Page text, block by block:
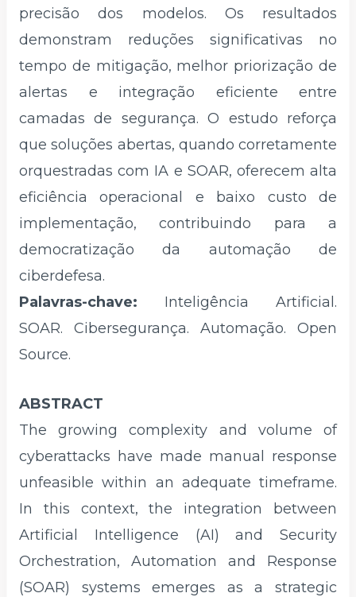
precisão dos modelos. Os resultados
demonstram reduções significativas no
tempo de mitigação, melhor priorização de
alertas e integração eficiente entre
camadas de segurança. O estudo reforça
que soluções abertas, quando corretamente
orquestradas com IA e SOAR, oferecem alta
eficiência operacional e baixo custo de
implementação, contribuindo para a
democratização da automação de
ciberdefesa.
Palavras-chave: Inteligência Artificial.
SOAR. Cibersegurança. Automação. Open
Source.
ABSTRACT
The growing complexity and volume of
cyberattacks have made manual response
unfeasible within an adequate timeframe.
In this context, the integration between
Artificial Intelligence (AI) and Security
Orchestration, Automation and Response
(SOAR) systems emerges as a strategic